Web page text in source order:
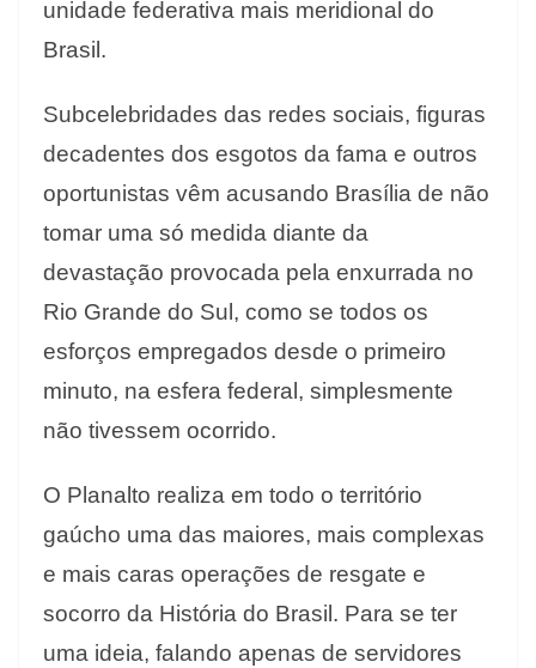
unidade federativa mais meridional do
Brasil.
Subcelebridades das redes sociais, figuras
decadentes dos esgotos da fama e outros
oportunistas vêm acusando Brasília de não
tomar uma só medida diante da
devastação provocada pela enxurrada no
Rio Grande do Sul, como se todos os
esforços empregados desde o primeiro
minuto, na esfera federal, simplesmente
não tivessem ocorrido.
O Planalto realiza em todo o território
gaúcho uma das maiores, mais complexas
e mais caras operações de resgate e
socorro da História do Brasil. Para se ter
uma ideia, falando apenas de servidores